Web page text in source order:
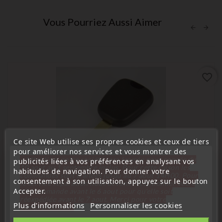
Vous Pourriez Aussi Aimer
5/5) sur2note(s)
Ce site Web utilise ses propres cookies et ceux de tiers
pour améliorer nos services et vous montrer des
publicités liées à vos préférences en analysant vos
habitudes de navigation. Pour donner votre
consentement à son utilisation, appuyez sur le bouton
Accepter.
Plus d'informations Personnaliser les cookies
« Attention, notre société sera fermée pour congés du
10 aout au 1 septembre inclus. Pour cette raison les
commandes sont traitées jusqu'au 7 aout 14H00. Pour
le service réparation nous devons réceptionner votre
télécommande avant le 6 aout pour qu'elle soit
compréhension»